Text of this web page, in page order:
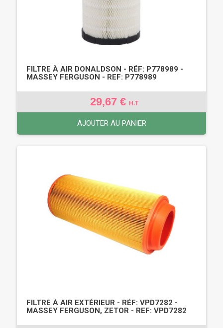
FILTRE À AIR DONALDSON - RÉF: P778989 -
MASSEY FERGUSON - REF: P778989
29,67 € H.T
AJOUTER AU PANIER
FILTRE À AIR EXTÉRIEUR - RÉF: VPD7282 -
MASSEY FERGUSON, ZETOR - REF: VPD7282